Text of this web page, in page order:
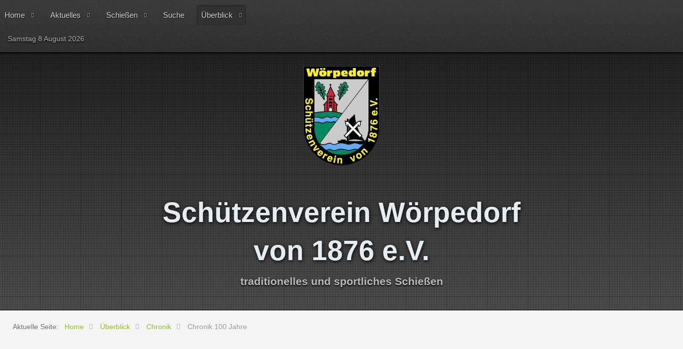
Home Aktuelles Schießen Suche Überblick
Samstag 8 August 2026
Schützenverein Wörpedorf
von 1876 e.V.
traditionelles und sportliches Schießen
Aktuelle Seite: Home Überblick Chronik Chronik 100 Jahre